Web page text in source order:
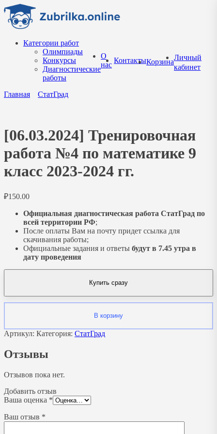
Перейти
содержанию
Категории работ
Олимпиады
Конкурсы
Диагностические
работы
О
нас
КонтактыКорзина
Личный
кабинет
Главная СтатГрад
[06.03.2024] Тренировочная
работа №4 по математике 9
класс 2023-2024 гг.
₽150.00
Официальная диагностическая работа СтатГрад по
всей территории РФ;
После оплаты Вам на почту придет ссылка для
скачивания работы;
Официальные задания и ответы будут в 7.45 утра в
дату проведения
Купить сразу
В корзину
Артикул: Категория: СтатГрад
Отзывы
Отзывов пока нет.
Добавить отзыв
Ваша оценка *
Ваш отзыв *